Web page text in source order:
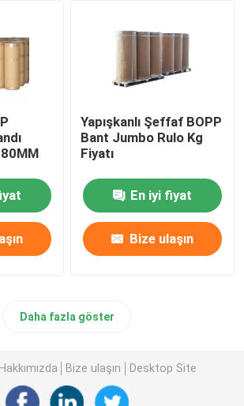
Yapışkanlı Şeffaf BOPP
Bant Jumbo Rulo Kg
Fiyatı
En iyi fiyat
Bize ulaşın
Daha fazla göster
Hakkımızda Bize ulaşın Desktop Site